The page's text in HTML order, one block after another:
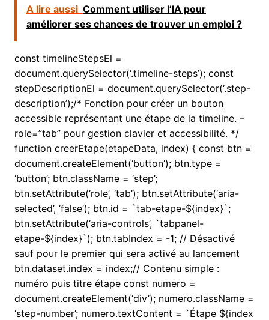
A lire aussi Comment utiliser l’IA pour
améliorer ses chances de trouver un emploi ?
const timelineStepsEl =
document.querySelector(‘.timeline-steps’); const
stepDescriptionEl = document.querySelector(‘.step-
description’);/* Fonction pour créer un bouton
accessible représentant une étape de la timeline. –
role=”tab” pour gestion clavier et accessibilité. */
function creerEtape(etapeData, index) { const btn =
document.createElement(‘button’); btn.type =
‘button’; btn.className = ‘step’;
btn.setAttribute(‘role’, ‘tab’); btn.setAttribute(‘aria-
selected’, ‘false’); btn.id = `tab-etape-${index}`;
btn.setAttribute(‘aria-controls’, `tabpanel-
etape-${index}`); btn.tabIndex = -1; // Désactivé
sauf pour le premier qui sera activé au lancement
btn.dataset.index = index;// Contenu simple :
numéro puis titre étape const numero =
document.createElement(‘div’); numero.className =
‘step-number’; numero.textContent = `Étape ${index